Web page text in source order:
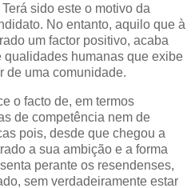
sido este o motivo da
No entanto, aquilo que à
um factor positivo, acaba
humanas que exibe
de uma comunidade.
o facto de, em termos
de competência nem de
pois, desde que chegou a
a sua ambição e a forma
perante os resendenses,
sem verdadeiramente estar